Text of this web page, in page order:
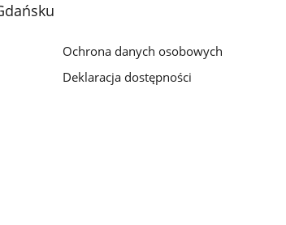
Ochrona danych osobowych
Deklaracja dostępności